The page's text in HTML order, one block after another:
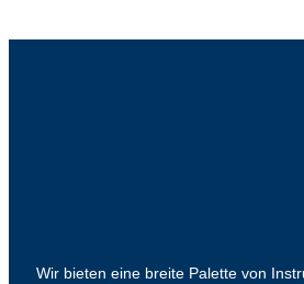
Wir bieten eine breite Palette von